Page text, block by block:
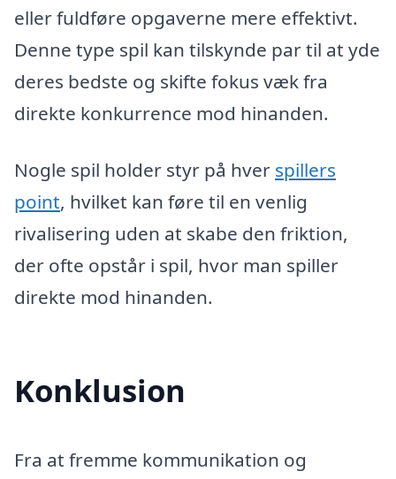
eller fuldføre opgaverne mere effektivt.
Denne type spil kan tilskynde par til at yde
deres bedste og skifte fokus væk fra
direkte konkurrence mod hinanden.
Nogle spil holder styr på hver spillers
point, hvilket kan føre til en venlig
rivalisering uden at skabe den friktion,
der ofte opstår i spil, hvor man spiller
direkte mod hinanden.
Konklusion
Fra at fremme kommunikation og